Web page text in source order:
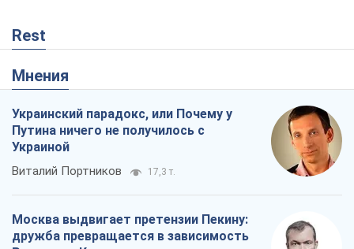
Rest
Мнения
Украинский парадокс, или Почему у
Путина ничего не получилось с
Украиной
Виталий Портников 17,3 т.
Москва выдвигает претензии Пекину:
дружба превращается в зависимость